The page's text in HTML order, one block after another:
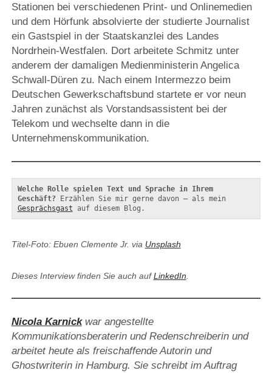
Stationen bei verschiedenen Print- und Onlinemedien
und dem Hörfunk absolvierte der studierte Journalist
ein Gastspiel in der Staatskanzlei des Landes
Nordrhein-Westfalen. Dort arbeitete Schmitz unter
anderem der damaligen Medienministerin Angelica
Schwall-Düren zu. Nach einem Intermezzo beim
Deutschen Gewerkschaftsbund startete er vor neun
Jahren zunächst als Vorstandsassistent bei der
Telekom und wechselte dann in die
Unternehmenskommunikation.
Welche Rolle spielen Text und Sprache in Ihrem
Geschäft?
Erzählen Sie mir gerne davon – als mein
Gesprächsgast auf diesem Blog.
Titel-Foto: Ebuen Clemente Jr. via Unsplash
Dieses Interview finden Sie auch aufLinkedIn.
Nicola Karnickwar angestellte
Kommunikationsberaterin und Redenschreiberin und
arbeitet heute als freischaffende Autorin und
Ghostwriterin in Hamburg. Sie schreibt im Auftrag